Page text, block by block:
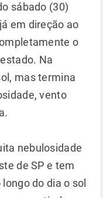
sábado (30)
em direção ao
o
Na
mas termina
vento
nebulosidade
de SP e tem
do dia o sol